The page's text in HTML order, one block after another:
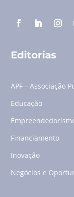
Editorias
APF – Associação
Educação
Financiamento
Inovação
Negócios e